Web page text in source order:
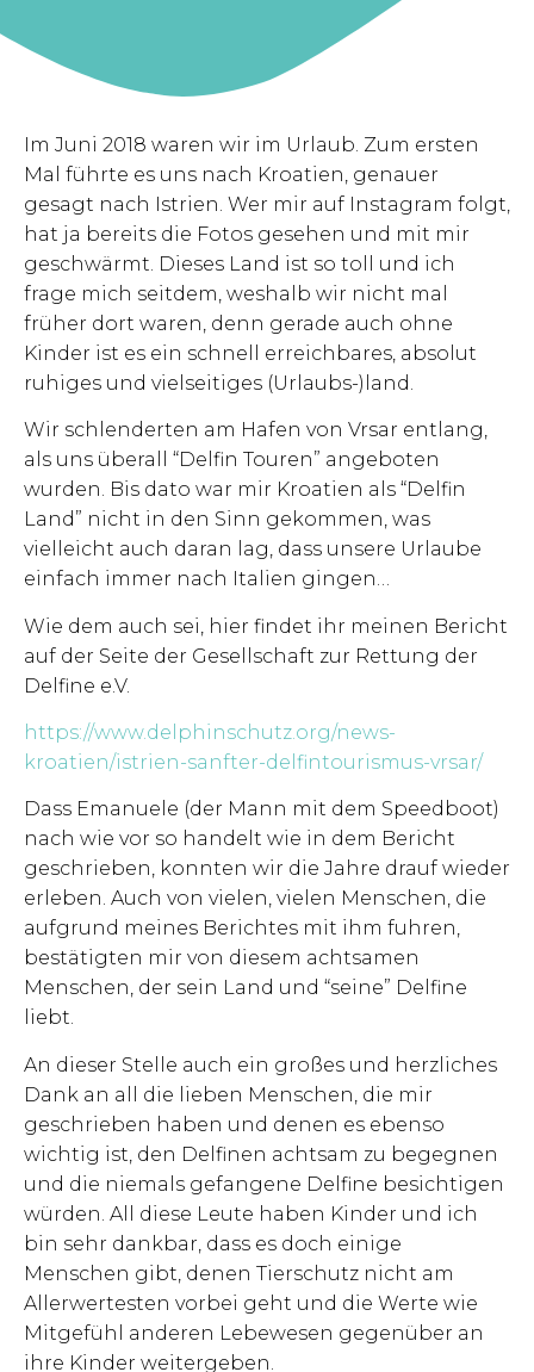
Im Juni 2018 waren wir im Urlaub. Zum ersten
Mal führte es uns nach Kroatien, genauer
gesagt nach Istrien. Wer mir auf Instagram folgt,
hat ja bereits die Fotos gesehen und mit mir
geschwärmt. Dieses Land ist so toll und ich
frage mich seitdem, weshalb wir nicht mal
früher dort waren, denn gerade auch ohne
Kinder ist es ein schnell erreichbares, absolut
ruhiges und vielseitiges (Urlaubs-)land.
Wir schlenderten am Hafen von Vrsar entlang,
als uns überall “Delfin Touren” angeboten
wurden. Bis dato war mir Kroatien als “Delfin
Land” nicht in den Sinn gekommen, was
vielleicht auch daran lag, dass unsere Urlaube
einfach immer nach Italien gingen…
Wie dem auch sei, hier findet ihr meinen Bericht
auf der Seite der Gesellschaft zur Rettung der
Delfine e.V.
https://www.delphinschutz.org/news-
kroatien/istrien-sanfter-delfintourismus-vrsar/
Dass Emanuele (der Mann mit dem Speedboot)
nach wie vor so handelt wie in dem Bericht
geschrieben, konnten wir die Jahre drauf wieder
erleben. Auch von vielen, vielen Menschen, die
aufgrund meines Berichtes mit ihm fuhren,
bestätigten mir von diesem achtsamen
Menschen, der sein Land und “seine” Delfine
liebt.
An dieser Stelle auch ein großes und herzliches
Dank an all die lieben Menschen, die mir
geschrieben haben und denen es ebenso
wichtig ist, den Delfinen achtsam zu begegnen
und die niemals gefangene Delfine besichtigen
würden. All diese Leute haben Kinder und ich
bin sehr dankbar, dass es doch einige
Menschen gibt, denen Tierschutz nicht am
Allerwertesten vorbei geht und die Werte wie
Mitgefühl anderen Lebewesen gegenüber an
ihre Kinder weitergeben.